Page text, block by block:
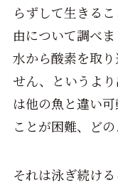
らずして生きる
由について調べ
水から酸素を取
せん、というよ
は他の魚と違い
ことが困難、ど
それは泳ぎ続け